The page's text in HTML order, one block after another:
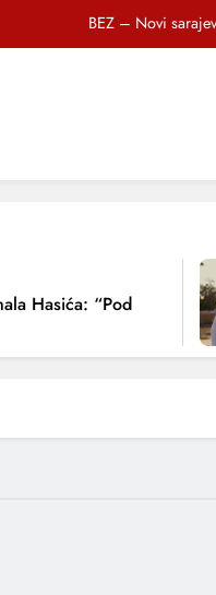
BEZ – Novi
DJEČIJI HOR
DJEČIJI HOR SUNCOKRETI
Hasića: “Pod